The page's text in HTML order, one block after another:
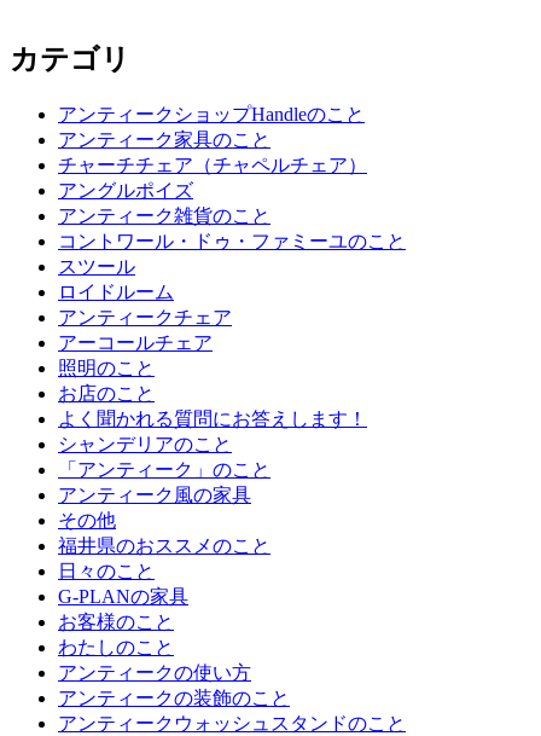
カテゴリ
アンティークショップHandleのこと
アンティーク家具のこと
チャーチチェア（チャペルチェア）
アングルポイズ
アンティーク雑貨のこと
コントワール・ドゥ・ファミーユのこと
スツール
ロイドルーム
アンティークチェア
アーコールチェア
照明のこと
お店のこと
よく聞かれる質問にお答えします！
シャンデリアのこと
「アンティーク」のこと
アンティーク風の家具
その他
福井県のおススメのこと
日々のこと
G-PLANの家具
お客様のこと
わたしのこと
アンティークの使い方
アンティークの装飾のこと
アンティークウォッシュスタンドのこと